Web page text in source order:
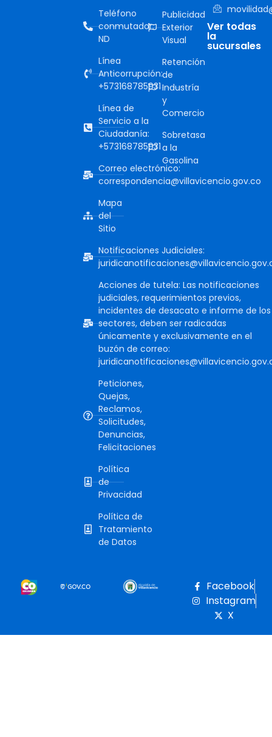
Teléfono
conmutador:
ND
Línea
Anticorrupción:
+573168785931
Línea de
Servicio a la
Ciudadanía:
+573168785931
Correo electrónico:
correspondencia@villavicencio.gov.co
Mapa
del
Sitio
Notificaciones Judiciales:
Acciones de tutela: Las notificaciones
judiciales, requerimientos previos,
incidentes de desacato e informe de los
sectores, deben ser radicadas
únicamente y exclusivamente en el
buzón de correo:
Peticiones,
Quejas,
Reclamos,
Solicitudes,
Denuncias,
Felicitaciones
Política
de
Privacidad
Política de
Tratamiento
de Datos
Publicidad
Exterior
Visual
Retención
de
Industría
y
Comercio
Sobretasa
a la
Gasolina
Ver todas
la
sucursales
Facebook
Instagram
X